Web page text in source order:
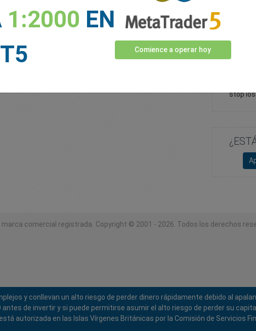
Todos
Opera
con
loss
stop
comercial registrada. Copyright © 2001 - 2026. Todos los derechos
1:2000 EN
Comience a operar hoy
y conllevan un alto riesgo de perder dinero rápidamente debido al
de invertir y si puede permitirse asumir el alto riesgo de perder su
autorizada en las Islas Vírgenes Británicas por la Comisión de Servicios